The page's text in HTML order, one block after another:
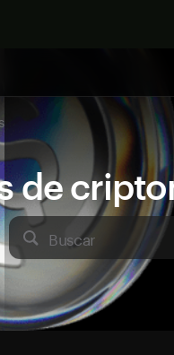
de
Buscar